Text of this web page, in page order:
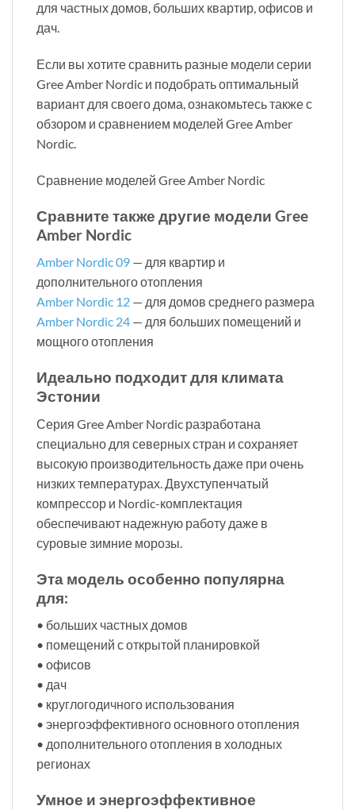
для частных домов, больших квартир, офисов и
дач.
Если вы хотите сравнить разные модели серии
Gree Amber Nordic и подобрать оптимальный
вариант для своего дома, ознакомьтесь также с
обзором и сравнением моделей Gree Amber
Nordic.
Сравнение моделей Gree Amber Nordic
Сравните также другие модели Gree
Amber Nordic
Amber Nordic 09 — для квартир и
дополнительного отопления
Amber Nordic 12 — для домов среднего размера
Amber Nordic 24 — для больших помещений и
мощного отопления
Идеально подходит для климата
Эстонии
Серия Gree Amber Nordic разработана
специально для северных стран и сохраняет
высокую производительность даже при очень
низких температурах. Двухступенчатый
компрессор и Nordic-комплектация
обеспечивают надежную работу даже в
суровые зимние морозы.
Эта модель особенно популярна
для:
• больших частных домов
• помещений с открытой планировкой
• офисов
• дач
• круглогодичного использования
• энергоэффективного основного отопления
• дополнительного отопления в холодных
регионах
Умное и энергоэффективное